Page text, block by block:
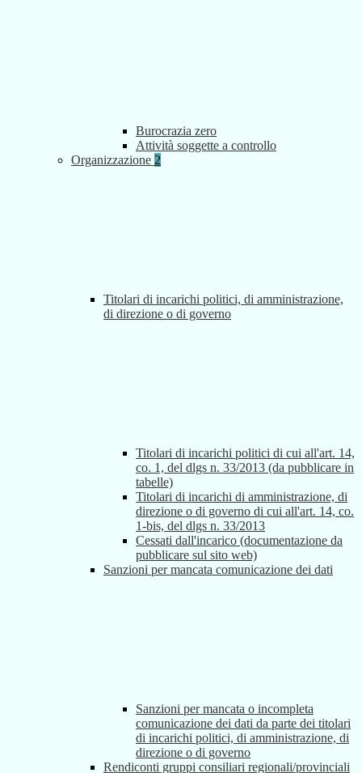
Burocrazia zero
Attività soggette a controllo
Organizzazione 2
Titolari di incarichi politici, di amministrazione,
di direzione o di governo
Titolari di incarichi politici di cui all'art. 14,
co. 1, del dlgs n. 33/2013 (da pubblicare in
tabelle)
Titolari di incarichi di amministrazione, di
direzione o di governo di cui all'art. 14, co.
1-bis, del dlgs n. 33/2013
Cessati dall'incarico (documentazione da
pubblicare sul sito web)
Sanzioni per mancata comunicazione dei dati
Sanzioni per mancata o incompleta
comunicazione dei dati da parte dei titolari
di incarichi politici, di amministrazione, di
direzione o di governo
Rendiconti gruppi consiliari regionali/provinciali